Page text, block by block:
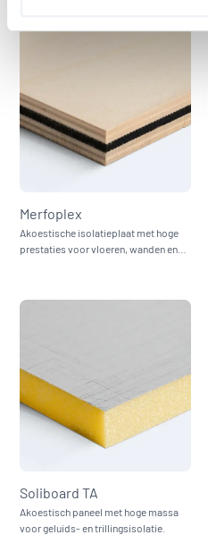
Merfoplex
Akoestische isolatieplaat met hoge
prestaties voor vloeren, wanden en
Soliboard TA
Akoestisch paneel met hoge massa
voor geluids- en trillingsisolatie.